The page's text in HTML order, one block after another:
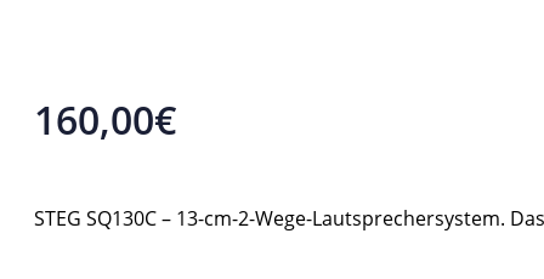
160,00€
STEG SQ130C – 13-cm-2-Wege-Lautsprechersystem.